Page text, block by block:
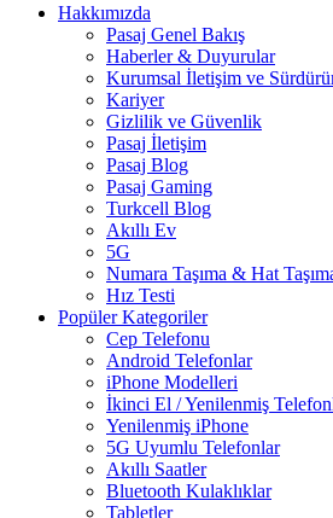
Hakkımızda
Pasaj Genel Bakış
Haberler & Duyurular
Kurumsal İletişim ve
Kariyer
Gizlilik ve Güvenlik
Pasaj İletişim
Pasaj Blog
Pasaj Gaming
Turkcell Blog
Akıllı Ev
5G
Numara Taşıma & Hat
Hız Testi
Popüler Kategoriler
Cep Telefonu
Android Telefonlar
iPhone Modelleri
İkinci El / Yenilenmiş
Yenilenmiş iPhone
5G Uyumlu Telefonlar
Akıllı Saatler
Bluetooth Kulaklıklar
Tabletler